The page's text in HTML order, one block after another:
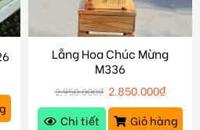
Lẵng Hoa Chúc Mừng
M336
2.950.000₫ 2.850.000₫
Chi tiết
Giỏ hàng